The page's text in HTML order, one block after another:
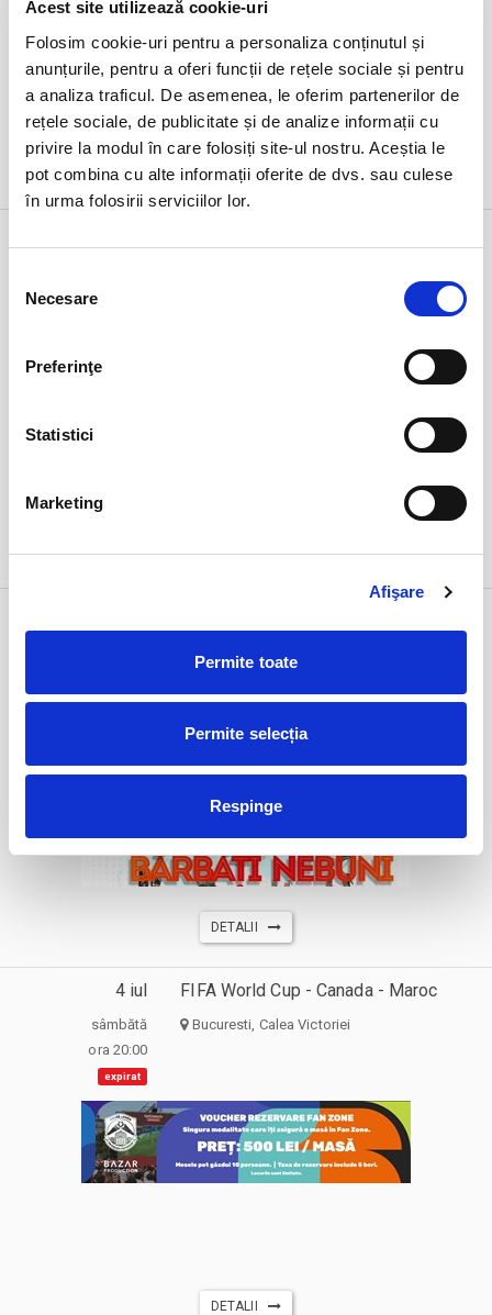
Acest site utilizează cookie-uri
Folosim cookie-uri pentru a personaliza conținutul și
anunțurile, pentru a oferi funcții de rețele sociale și pentru
a analiza traficul. De asemenea, le oferim partenerilor de
rețele sociale, de publicitate și de analize informații cu
privire la modul în care folosiți site-ul nostru. Aceștia le
pot combina cu alte informații oferite de dvs. sau culese
în urma folosirii serviciilor lor.
consimțământului
Necesare
Preferinţe
Statistici
Marketing
Afişare
Permite toate
Permite selecția
Respinge
DETALII
ora 19:00
expirat
DETALII
4 iul
sâmbătă
ora 20:00
expirat
FIFA World Cup - Canada - Maroc
Bucuresti, Calea Victoriei
DETALII